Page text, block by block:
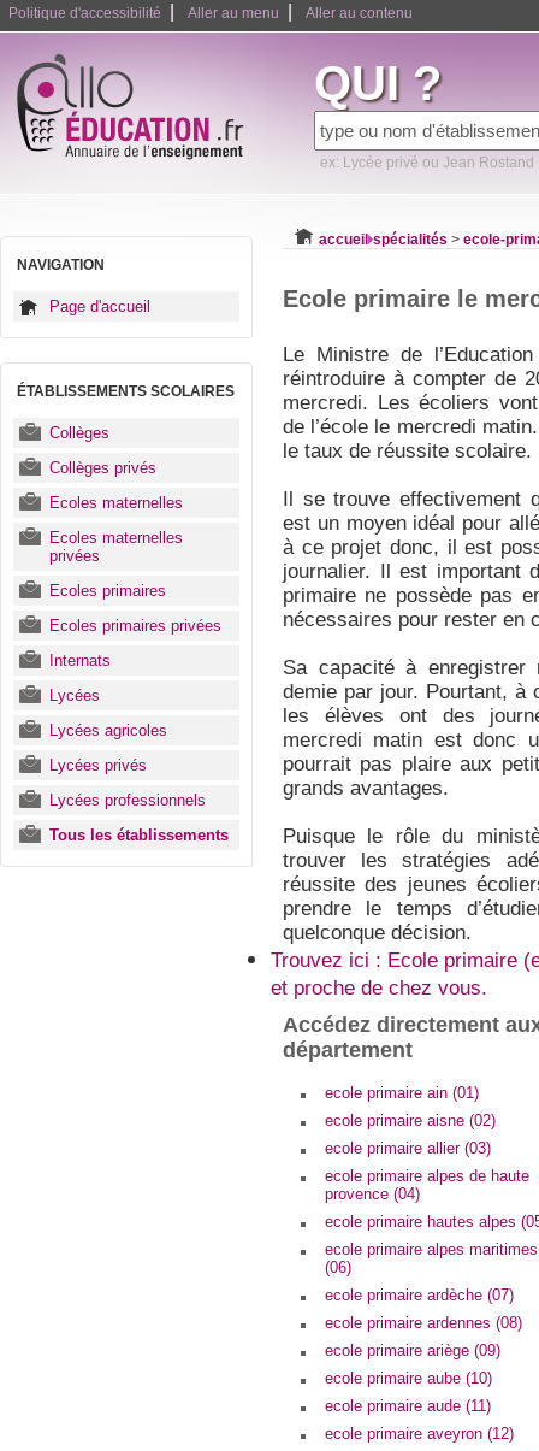
Politique d'accessibilité Aller au menu Aller au contenu
QUI ?
ex: Lycée privé ou Jean Rostand
NAVIGATION
Page d'accueil
ÉTABLISSEMENTS SCOLAIRES
Collèges
Collèges privés
Ecoles maternelles
Ecoles maternelles
privées
Ecoles primaires
Ecoles primaires privées
Internats
Lycées
Lycées agricoles
Lycées privés
Lycées professionnels
Tous les établissements
accueil spécialités > ecole-
Ecole primaire le
Le Ministre de
réintroduire à compter de
mercredi. Les écoliers
de l’école le mercredi
le taux de réussite scolaire.
Il se trouve effectivement
est un moyen idéal pour
à ce projet donc, il est
journalier. Il est important
primaire ne possède pas
nécessaires pour rester en
Sa capacité à enregistrer
demie par jour. Pourtant, à
les élèves ont des
mercredi matin est donc
pourrait pas plaire aux
grands avantages.
Puisque le rôle du
trouver les stratégies
réussite des jeunes
prendre le temps
quelconque décision.
Trouvez ici : Ecole primaire
et proche de chez vous.
Accédez directement
département
ecole primaire ain (01)
ecole primaire aisne (02)
ecole primaire allier (03)
ecole primaire alpes de haute
provence (04)
ecole primaire hautes alpes
ecole primaire alpes maritimes
(06)
ecole primaire ardèche (07)
ecole primaire ardennes (08)
ecole primaire ariège (09)
ecole primaire aube (10)
ecole primaire aude (11)
ecole primaire aveyron (12)